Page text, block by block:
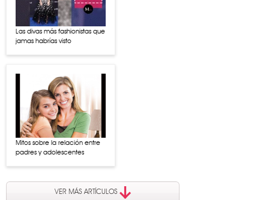
Las divas más fashionistas que
jamas habrías visto
Mitos sobre la relación entre
padres y adolescentes
VER MÁS ARTÍCULOS